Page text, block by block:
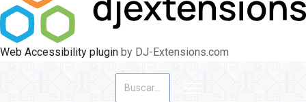
Web Accessibility plugin by DJ-Extensions.com
Buscar